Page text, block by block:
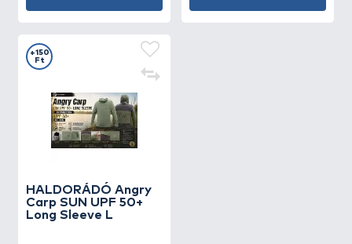
HALDORÁDÓ Angry
Carp SUN UPF 50+
Long Sleeve L
+150
Ft